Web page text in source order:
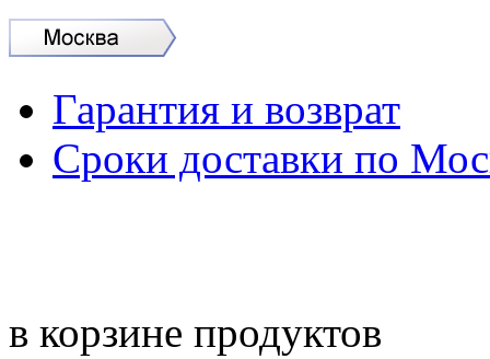
Гарантия и возврат
Сроки доставки по
в корзине продуктов